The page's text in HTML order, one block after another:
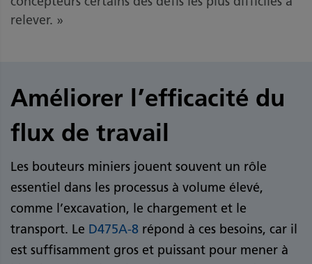
relever. »
Améliorer l’efficacité du
flux de travail
Les bouteurs miniers jouent souvent un rôle
essentiel dans les processus à volume élevé,
comme l’excavation, le chargement et le
transport. Le D475A-8 répond à ces besoins, car il
est suffisamment gros et puissant pour mener à